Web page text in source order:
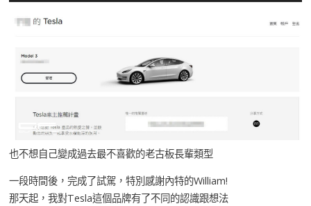
也不想自己變成過去最不喜歡的老古板長輩類型
一段時間後，完成了試駕，特別感謝內特的William!
那天起，我對Tesla這個品牌有了不同的認識跟想法